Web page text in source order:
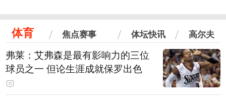
体育 焦点赛事 体坛快讯 高尔夫
弗莱：艾弗森是最有影响力的三位
球员之一 但论生涯成就保罗出色